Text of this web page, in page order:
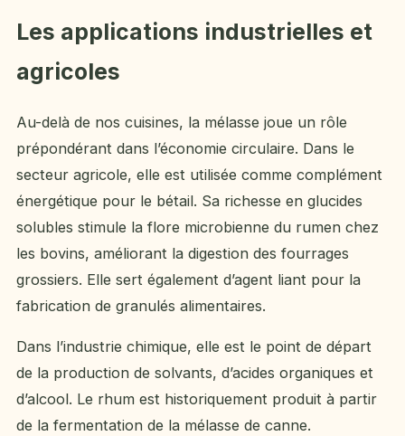
Les applications industrielles et
agricoles
Au-delà de nos cuisines, la mélasse joue un rôle
prépondérant dans l’économie circulaire. Dans le
secteur agricole, elle est utilisée comme complément
énergétique pour le bétail. Sa richesse en glucides
solubles stimule la flore microbienne du rumen chez
les bovins, améliorant la digestion des fourrages
grossiers. Elle sert également d’agent liant pour la
fabrication de granulés alimentaires.
Dans l’industrie chimique, elle est le point de départ
de la production de solvants, d’acides organiques et
d’alcool. Le rhum est historiquement produit à partir
de la fermentation de la mélasse de canne.